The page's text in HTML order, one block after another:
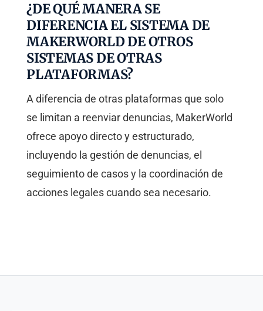
¿DE QUÉ MANERA SE
DIFERENCIA EL SISTEMA DE
MAKERWORLD DE OTROS
SISTEMAS DE OTRAS
PLATAFORMAS?
A diferencia de otras plataformas que solo
se limitan a reenviar denuncias, MakerWorld
ofrece apoyo directo y estructurado,
incluyendo la gestión de denuncias, el
seguimiento de casos y la coordinación de
acciones legales cuando sea necesario.